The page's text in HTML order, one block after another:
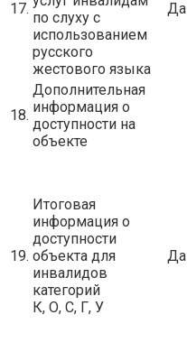
17.
по слуху с
использованием
русского
жестового языка
Да
18.
Дополнительная
информация о
доступности на
объекте
19.
Итоговая
информация о
доступности
объекта для
инвалидов
категорий
К, О, С, Г, У
Да